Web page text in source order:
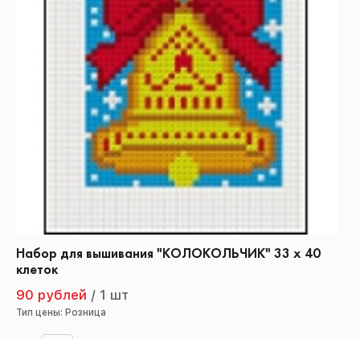
Набор для вышивания "КОЛОКОЛЬЧИК" 33 х 40
клеток
90 рублей / 1 шт
Тип цены: Розница